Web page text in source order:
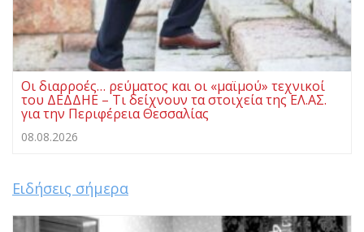
Οι διαρροές… ρεύματος και οι «μαϊμού» τεχνικοί
του ΔΕΔΔΗΕ – Τι δείχνουν τα στοιχεία της ΕΛ.ΑΣ.
για την Περιφέρεια Θεσσαλίας
08.08.2026
Ειδήσεις σήμερα